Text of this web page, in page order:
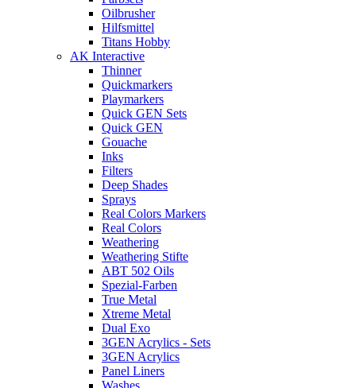
Oilbrusher
Hilfsmittel
Titans Hobby
AK Interactive
Thinner
Quickmarkers
Playmarkers
Quick GEN Sets
Quick GEN
Gouache
Inks
Filters
Deep Shades
Sprays
Real Colors Markers
Real Colors
Weathering
Weathering Stifte
ABT 502 Oils
Spezial-Farben
True Metal
Xtreme Metal
Dual Exo
3GEN Acrylics - Sets
3GEN Acrylics
Panel Liners
Washes